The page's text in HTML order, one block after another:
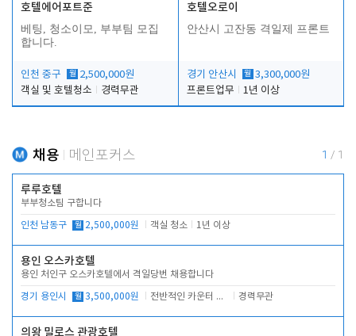
호텔에어포트준
베팅, 청소이모, 부부팀 모집
합니다.
인천 중구 월 2,500,000원
객실 및 호텔청소
경력무관
호텔오로이
안산시 고잔동 격일제 프론트
경기 안산시 월 3,300,000원
프론트업무
1년 이상
채용 메인포커스 1 / 1
루루호텔
부부청소팀 구합니다
인천 남동구 월 2,500,000원 객실 청소 1년 이상
용인 오스카호텔
용인 처인구 오스카호텔에서 격일당번 채용합니다
경기 용인시 월 3,500,000원 전반적인 카운터 업무 경력무관
의왕 밀로스 관광호텔